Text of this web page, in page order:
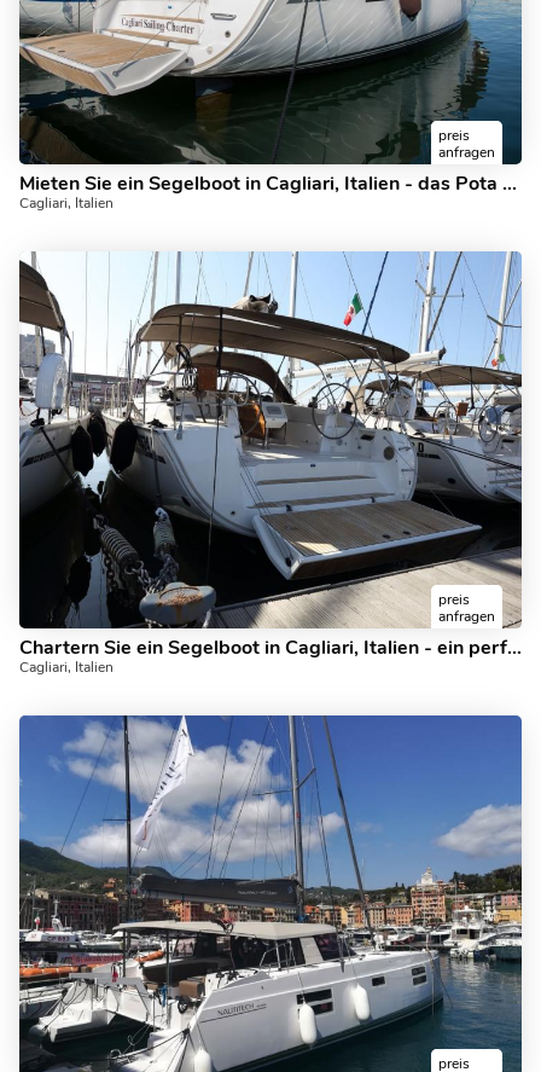
preis
anfragen
Mieten Sie ein Segelboot in Cagliari, Italien - das Pota Pota Boot.
Cagliari, Italien
preis
anfragen
Chartern Sie ein Segelboot in Cagliari, Italien - ein perfekter Urlaub auf einem Mietboot für bis zu 10 Gäste.
Cagliari, Italien
preis